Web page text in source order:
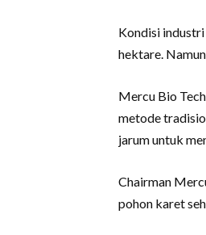
Kondisi industri
hektare.
Mercu Bio
metode
jarum untuk
Chairman
pohon karet